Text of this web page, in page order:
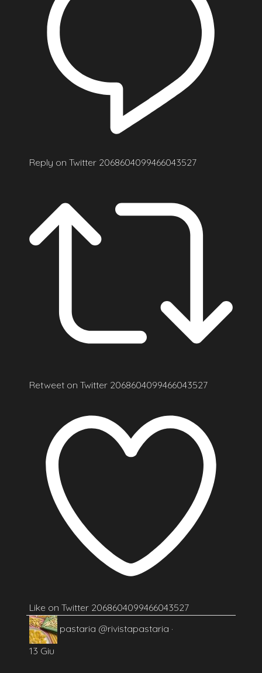
Reply on Twitter 2068604099466043527
Retweet on Twitter 2068604099466043527
Like on Twitter 2068604099466043527
pastaria @rivistapastaria ·
13 Giu